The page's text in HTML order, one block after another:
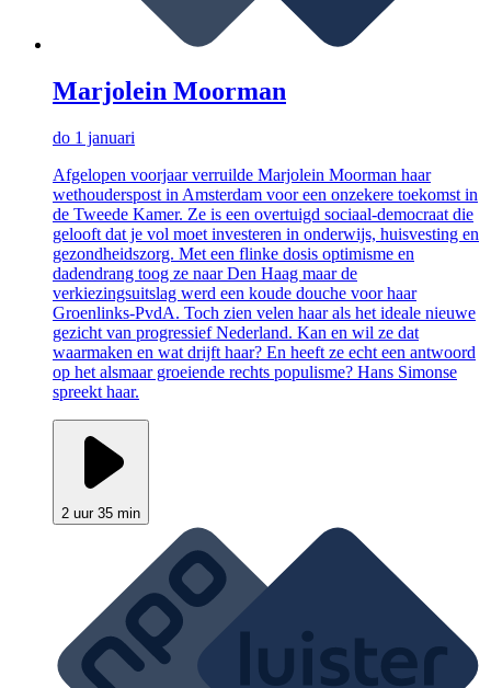
Marjolein Moorman
do 1 januari
Afgelopen voorjaar verruilde Marjolein Moorman haar
wethouderspost in Amsterdam voor een onzekere toekomst in
de Tweede Kamer. Ze is een overtuigd sociaal-democraat die
gelooft dat je vol moet investeren in onderwijs, huisvesting en
gezondheidszorg. Met een flinke dosis optimisme en
dadendrang toog ze naar Den Haag maar de
verkiezingsuitslag werd een koude douche voor haar
Groenlinks-PvdA. Toch zien velen haar als het ideale nieuwe
gezicht van progressief Nederland. Kan en wil ze dat
waarmaken en wat drijft haar? En heeft ze echt een antwoord
op het alsmaar groeiende rechts populisme? Hans Simonse
spreekt haar.
2 uur 35 min